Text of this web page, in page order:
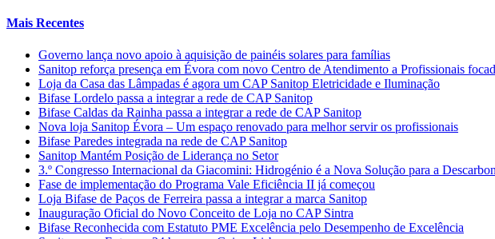
Mais Recentes
Governo lança novo apoio à aquisição de painéis solares para famílias
Sanitop reforça presença em Évora com novo Centro de Atendimento a Profissionais
Loja da Casa das Lâmpadas é agora um CAP Sanitop Eletricidade e Iluminação
Bifase Lordelo passa a integrar a rede de CAP Sanitop
Bifase Caldas da Rainha passa a integrar a rede de CAP Sanitop
Nova loja Sanitop Évora – Um espaço renovado para melhor servir os profissionais
Bifase Paredes integrada na rede de CAP Sanitop
Sanitop Mantém Posição de Liderança no Setor
3.º Congresso Internacional da Giacomini: Hidrogénio é a Nova Solução para a
Fase de implementação do Programa Vale Eficiência II já começou
Loja Bifase de Paços de Ferreira passa a integrar a marca Sanitop
Inauguração Oficial do Novo Conceito de Loja no CAP Sintra
Bifase Reconhecida com Estatuto PME Excelência pelo Desempenho de Excelência